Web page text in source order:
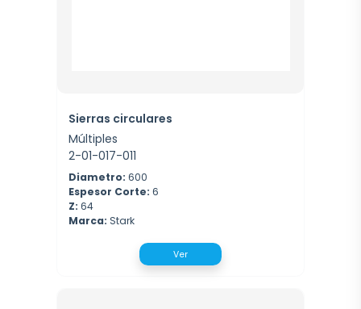
Sierras circulares
Múltiples
2-01-017-011
Diametro: 600
Espesor Corte: 6
Z: 64
Marca: Stark
Ver